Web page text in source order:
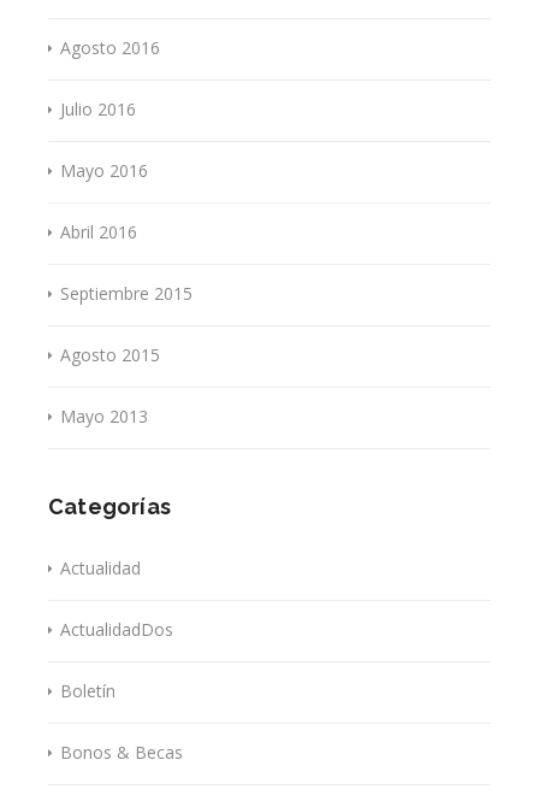
Agosto 2016
Julio 2016
Mayo 2016
Abril 2016
Septiembre 2015
Agosto 2015
Mayo 2013
Categorías
Actualidad
ActualidadDos
Boletín
Bonos & Becas